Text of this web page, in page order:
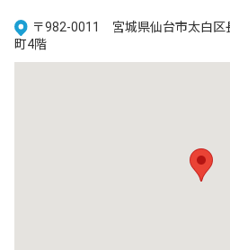
〒982-0011 宮城県仙台市太白区
町4階